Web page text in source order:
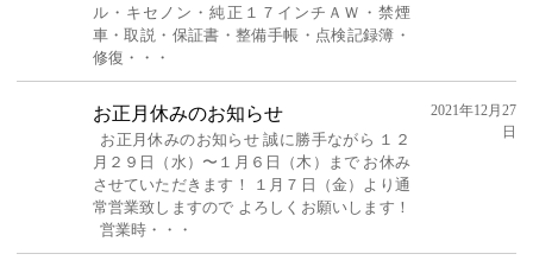
ル・キセノン・純正１７インチＡＷ・禁煙
車・取説・保証書・整備手帳・点検記録簿・
修復・・・
お正月休みのお知らせ
お正月休みのお知らせ 誠に勝手ながら １２
月２９日（水）〜１月６日（木）まで お休み
させていただきます！ １月７日（金）より通
常営業致しますので よろしくお願いします！
営業時・・・
2021年12月27
日